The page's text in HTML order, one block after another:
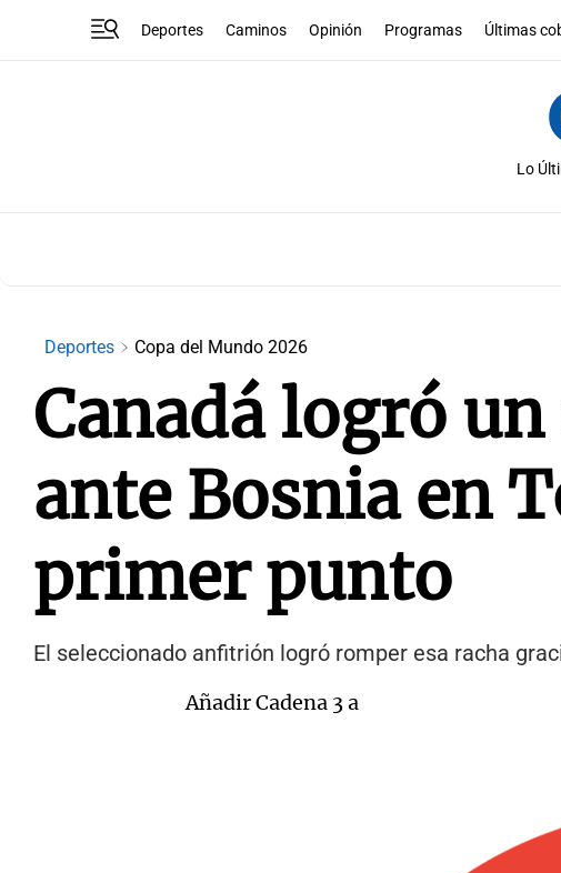
Deportes Caminos Opinión Programas Últimas
Lo
Deportes Copa del Mundo 2026
Canadá logró
ante Bosnia en
primer punto
El seleccionado anfitrión logró romper esa racha
Añadir Cadena 3 a